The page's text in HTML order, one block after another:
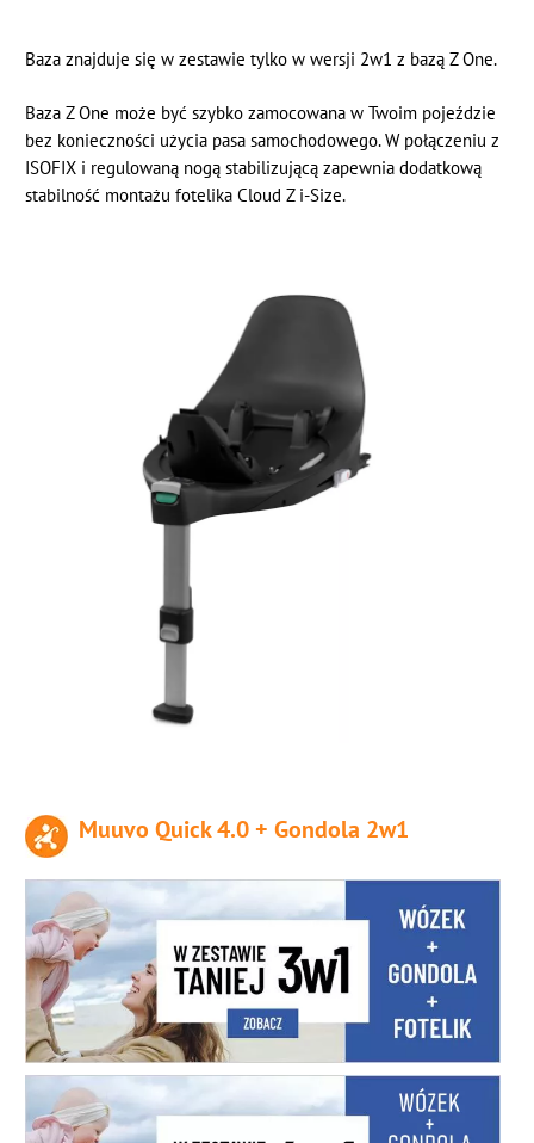
Baza znajduje się w zestawie tylko w wersji 2w1 z bazą Z One.
Baza Z One może być szybko zamocowana w Twoim pojeździe
bez konieczności użycia pasa samochodowego. W połączeniu z
ISOFIX i regulowaną nogą stabilizującą zapewnia dodatkową
stabilność montażu fotelika Cloud Z i-Size.
Muuvo Quick 4.0 + Gondola 2w1